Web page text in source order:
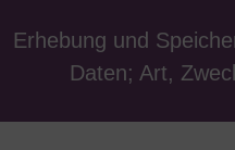
Erhebung und
Daten; Art,